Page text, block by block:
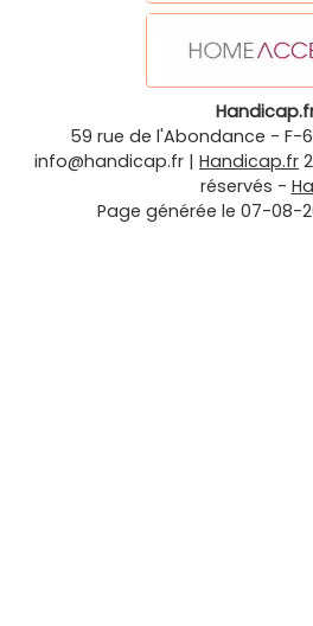
59 rue de l'Abondance - F-
info@handicap.fr | Handicap.fr
réservés -
Page générée le 07-08-